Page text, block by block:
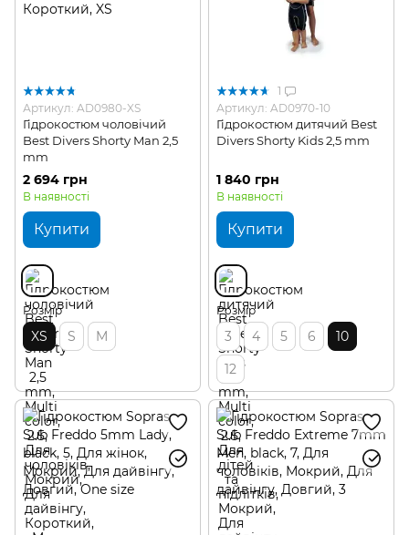
Артикул: AD0980-XS
Гідрокостюм чоловічий
Best Divers Shorty Man 2,5
mm
2 694 грн
В наявності
Купити
Розмір
XS S M
1
Артикул: AD0970-10
Гідрокостюм дитячий Best
Divers Shorty Kids 2,5 mm
1 840 грн
В наявності
Купити
Розмір
3 4 5 6
10
12